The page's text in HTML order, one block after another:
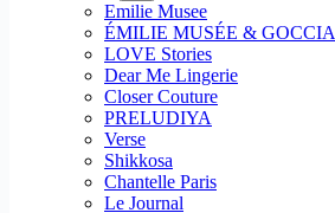
Emilie Musee
ÉMILIE MUSÉE & GOCCIA
LOVE Stories
Dear Me Lingerie
Closer Couture
PRELUDIYA
Verse
Shikkosa
Chantelle Paris
Le Journal